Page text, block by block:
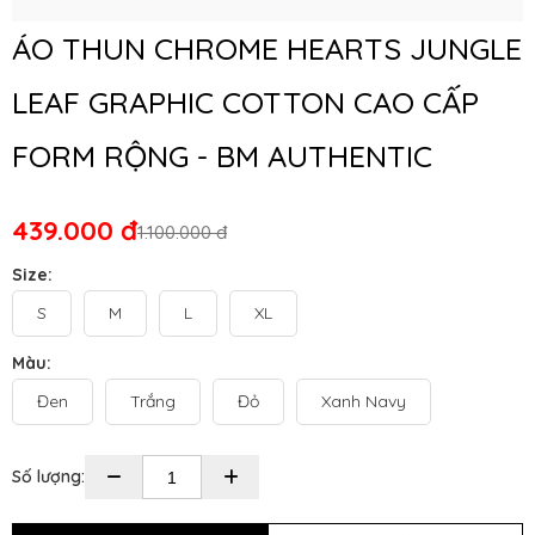
ÁO THUN CHROME HEARTS JUNGLE
LEAF GRAPHIC COTTON CAO CẤP
FORM RỘNG - BM AUTHENTIC
1.100.000 đ
439.000 đ
Size:
S
M L XL
Màu:
Đen
Trắng Đỏ Xanh Navy
Số lượng: